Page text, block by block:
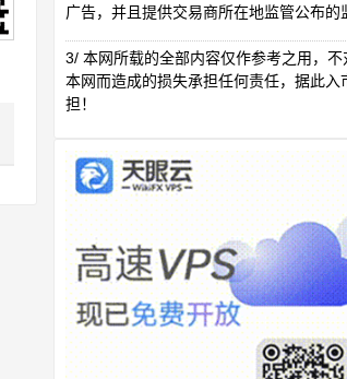
广告，并且提供交易商所在地监管公布的
3/ 本网所载的全部内容仅作参考之用，不
本网而造成的损失承担任何责任，据此入
担！